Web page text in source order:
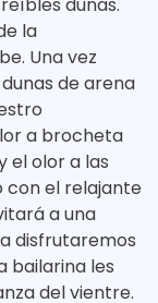
la
Una vez
de arena
a brocheta
el olor a las
con el relajante
a una
disfrutaremos
bailarina les
del vientre.